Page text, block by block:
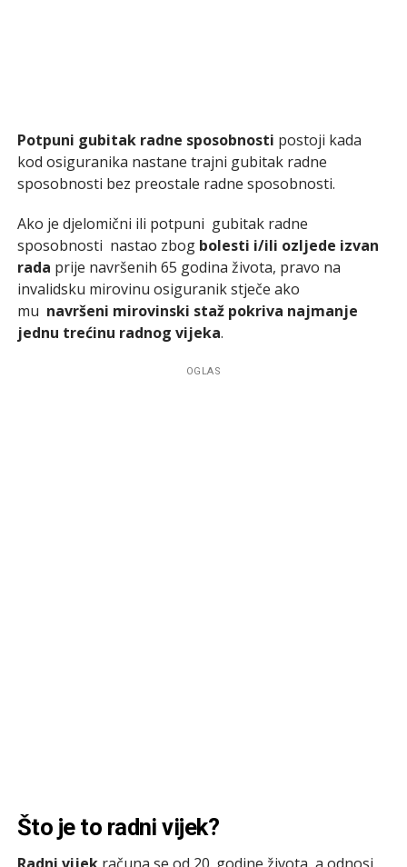
Potpuni gubitak radne sposobnosti postoji kada
kod osiguranika nastane trajni gubitak radne
sposobnosti bez preostale radne sposobnosti.
Ako je djelomični ili potpuni gubitak radne
sposobnosti nastao zbog bolesti i/ili ozljede izvan
rada prije navršenih 65 godina života, pravo na
invalidsku mirovinu osiguranik stječe ako
mu navršeni mirovinski staž pokriva najmanje
jednu trećinu radnog vijeka.
OGLAS
Što je to radni vijek?